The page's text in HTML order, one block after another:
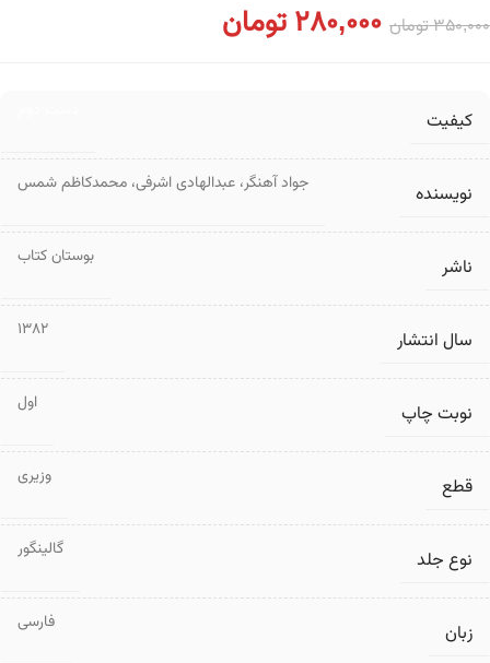
350,000تومان 280,000تومان
کیفیت
نویسنده جواد آهنگر، عبدالهادی اشرفی، محمدکاظم شمس
ناشر بوستان کتاب
سال انتشار 1382
نوبت چاپ اول
قطع وزیری
نوع جلد گالینگور
زبان فارسی